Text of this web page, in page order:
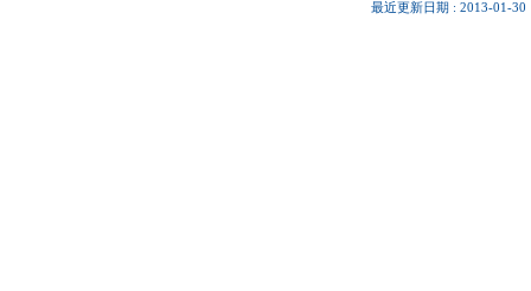
最近更新日期 : 2013-01-30